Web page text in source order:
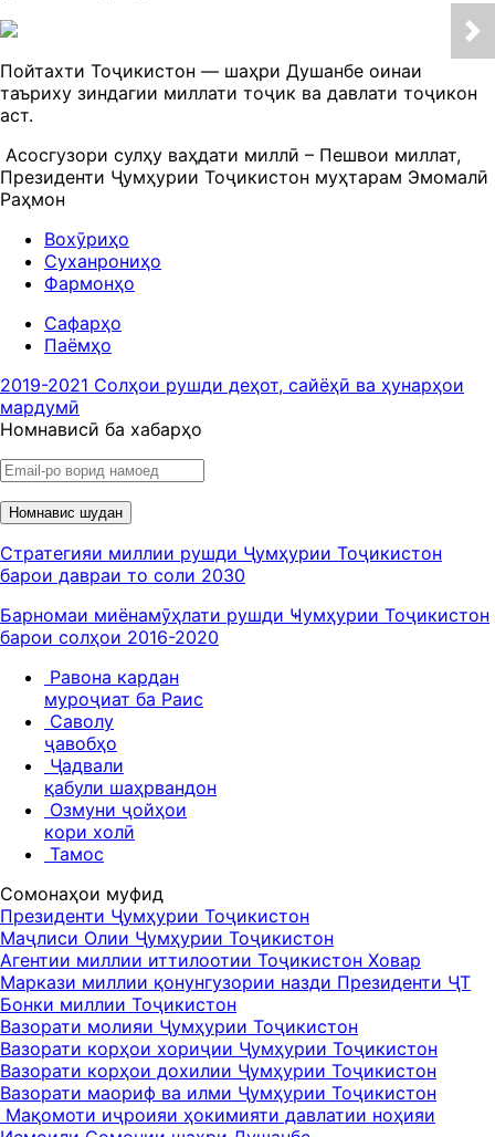
Пойтахти Тоҷикистон — шаҳри Душанбе оинаи
таъриху зиндагии миллати тоҷик ва давлати тоҷикон
аст.
Асосгузори сулҳу ваҳдати миллӣ – Пешвои миллат,
Президенти Ҷумҳурии Тоҷикистон муҳтарам Эмомалӣ
Раҳмон
Вохӯриҳо
Суханрониҳо
Фармонҳо
Сафарҳо
Паёмҳо
2019-2021 Солҳои рушди деҳот, сайёҳӣ ва ҳунарҳои
мардумӣ
Номнависӣ ба хабарҳо
Номнавис шудан
Стратегияи миллии рушди Ҷумҳурии Тоҷикистон
барои давраи то соли 2030
Барномаи миёнамӯҳлати рушди Ҹумҳурии Тоҷикистон
барои солҳои 2016-2020
Равона кардан
муроҷиат ба Раис
Саволу
ҷавобҳо
Ҷадвали
қабули шаҳрвандон
Озмуни ҷойҳои
кори холӣ
Тамос
Сомонаҳои муфид
Президенти Ҷумҳурии Тоҷикистон
Маҷлиси Олии Ҷумҳурии Тоҷикистон
Агентии миллии иттилоотии Тоҷикистон Ховар
Маркази миллии қонунгузории назди Президенти ҶТ
Бонки миллии Тоҷикистон
Вазорати молияи Ҷумҳурии Тоҷикистон
Вазорати корҳои хориҷии Ҷумҳурии Тоҷикистон
Вазорати корҳои дохилии Ҷумҳурии Тоҷикистон
Вазорати маориф ва илми Ҷумҳурии Тоҷикистон
Мақомоти иҷроияи ҳокимияти давлатии ноҳияи